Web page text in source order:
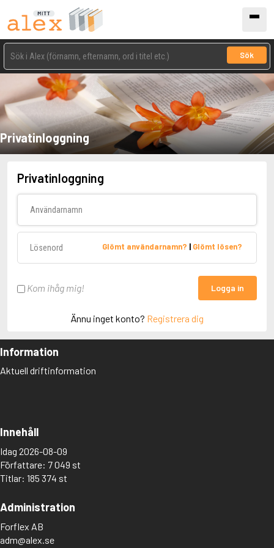
Sök
Privatinloggning
Privatinloggning
Glömt användarnamn? | Glömt lösen?
Kom ihåg mig! Logga in
Ännu inget konto? Registrera dig
Information
Aktuell driftinformation
Innehåll
Idag 2026-08-09
Författare: 7 049 st
Titlar: 185 374 st
Administration
Forflex AB
adm@alex.se